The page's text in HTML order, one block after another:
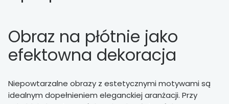
Obraz na płótnie jako
efektowna dekoracja
Niepowtarzalne obrazy z estetycznymi motywami są
idealnym dopełnieniem eleganckiej aranżacji. Przy